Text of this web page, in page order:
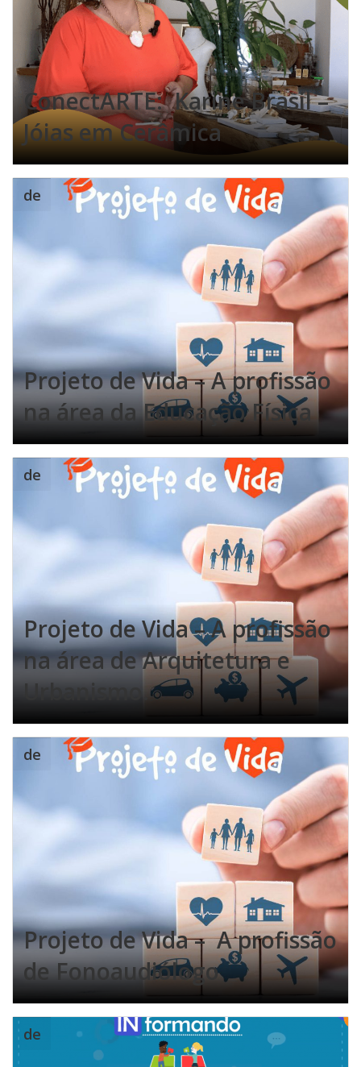
ConectARTE: Karine Brasil –
Jóias em Cerâmica
Projeto de Vida – A profissão
na área da Educação Física
de
Projeto de Vida – A profissão
na área de Arquitetura e
Urbanismo.
de
Projeto de Vida – A profissão
de Fonoaudiólogo
de
de